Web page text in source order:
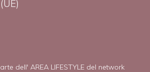
dell' AREA LIFESTYLE del network